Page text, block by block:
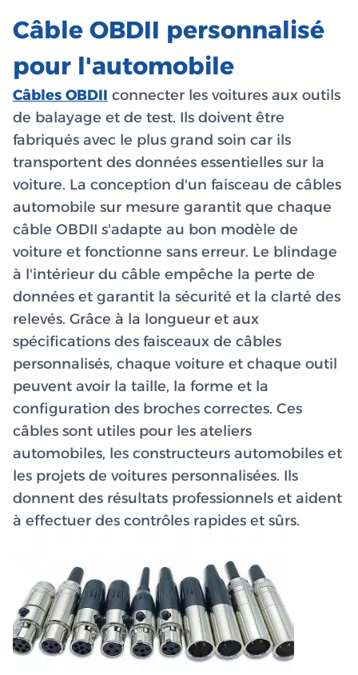
Câble OBDII personnalisé
pour l'automobile
Câbles OBDII connecter les voitures aux outils
de balayage et de test. Ils doivent être
fabriqués avec le plus grand soin car ils
transportent des données essentielles sur la
voiture. La conception d'un faisceau de câbles
automobile sur mesure garantit que chaque
câble OBDII s'adapte au bon modèle de
voiture et fonctionne sans erreur. Le blindage
à l'intérieur du câble empêche la perte de
données et garantit la sécurité et la clarté des
relevés. Grâce à la longueur et aux
spécifications des faisceaux de câbles
personnalisés, chaque voiture et chaque outil
peuvent avoir la taille, la forme et la
configuration des broches correctes. Ces
câbles sont utiles pour les ateliers
automobiles, les constructeurs automobiles et
les projets de voitures personnalisées. Ils
donnent des résultats professionnels et aident
à effectuer des contrôles rapides et sûrs.